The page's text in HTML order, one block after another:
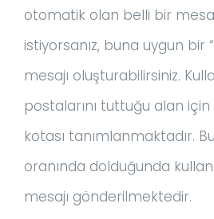
otomatik olan belli bir
istiyorsanız, buna uygun bir
mesajı oluşturabilirsiniz.
postalarını tuttuğu alan
kotası tanımlanmaktadır.
oranında dolduğunda
mesajı gönderilmektedir.